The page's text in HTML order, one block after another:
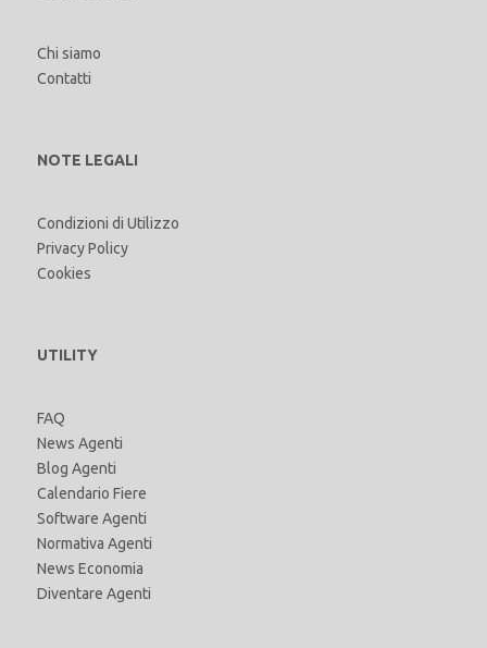
Chi siamo
Contatti
NOTE LEGALI
Condizioni di Utilizzo
Privacy Policy
Cookies
UTILITY
FAQ
News Agenti
Blog Agenti
Calendario Fiere
Software Agenti
Normativa Agenti
News Economia
Diventare Agenti